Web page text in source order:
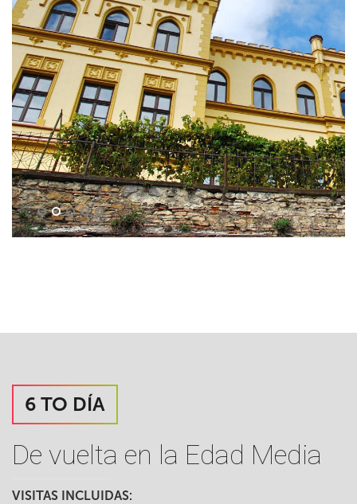
6 TO DÍA
De vuelta en la Edad Media
VISITAS INCLUIDAS: